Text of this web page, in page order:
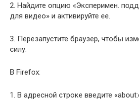
2. Найдите опцию «Эксперимен.
для видео» и активируйте ее.
3. Перезапустите браузер, чтобы
силу.
В Firefox:
1. В адресной строке введите